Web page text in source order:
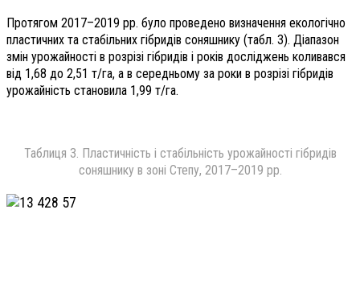
Протягом 2017–2019 рр. було проведено визначення екологічно
пластичних та стабільних гібридів соняшнику (табл. 3). Діапазон
змін урожайності в розрізі гібридів і років досліджень коливався
від 1,68 до 2,51 т/га, а в середньому за роки в розрізі гібридів
урожайність становила 1,99 т/га.
Таблиця 3. Пластичність і стабільність урожайності гібридів
соняшнику в зоні Степу, 2017–2019 рр.